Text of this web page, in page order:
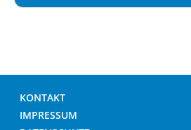
KONTAKT
IMPRESSUM